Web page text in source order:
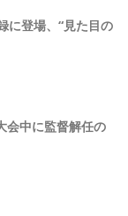
に登場、“見た目の
会中に監督解任の